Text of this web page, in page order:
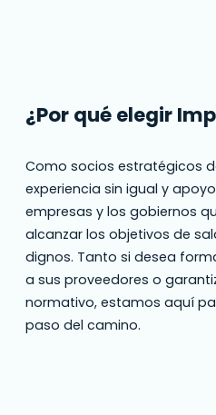
¿Por qué elegir
Como socios estratégicos
experiencia sin igual y
empresas y los gobiernos
alcanzar los objetivos de
dignos. Tanto si desea
a sus proveedores o
normativo, estamos aquí
paso del camino.